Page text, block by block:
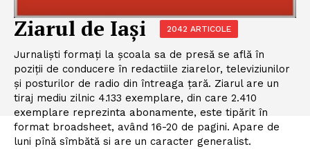
Ziarul de Iași 2042 ARTICOLE
Jurnalişti formaţi la şcoala sa de presă se află în
poziţii de conducere în redactiile ziarelor, televiziunilor
şi posturilor de radio din întreaga ţară. Ziarul are un
tiraj mediu zilnic 4.133 exemplare, din care 2.410
exemplare reprezinta abonamente, este tipărit în
format broadsheet, având 16-20 de pagini. Apare de
luni pînă sîmbătă si are un caracter generalist.